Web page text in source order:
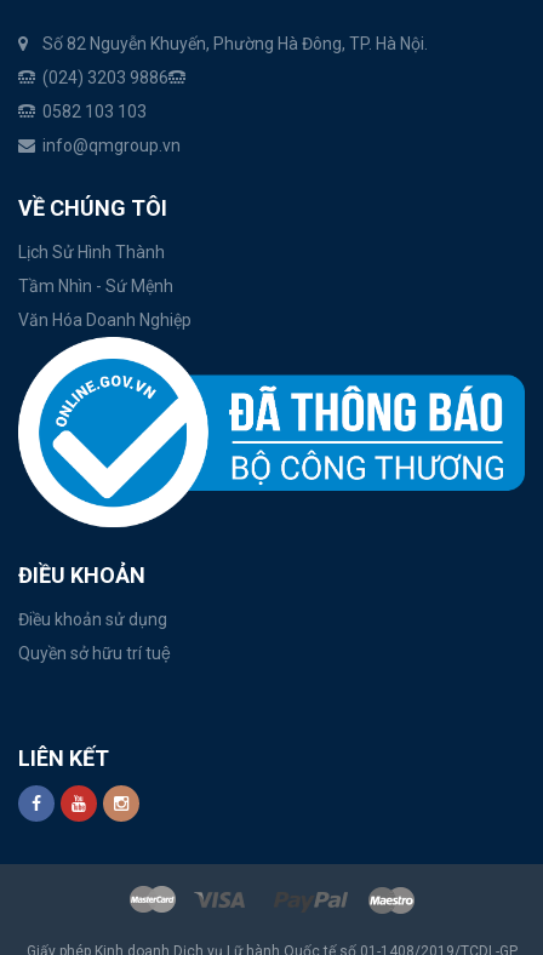
Số 82 Nguyễn Khuyến, Phường Hà Đông, TP. Hà Nội.
(024) 3203 9886
0582 103 103
info@qmgroup.vn
VỀ CHÚNG TÔI
Lịch Sử Hình Thành
Tầm Nhìn - Sứ Mệnh
Văn Hóa Doanh Nghiệp
ĐIỀU KHOẢN
Điều khoản sử dụng
Quyền sở hữu trí tuệ
LIÊN KẾT